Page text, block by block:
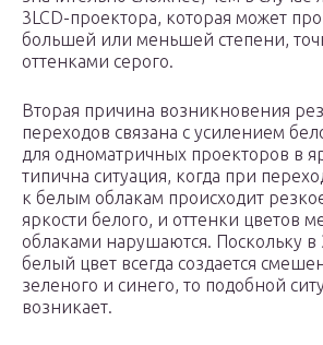
3LCD-проектора, которая может
большей или меньшей степени,
оттенками серого.
Вторая причина возникновения
переходов связана с усилением
для одноматричных проекторов в
типична ситуация, когда при
к белым облакам происходит
яркости белого, и оттенки цветов
облаками нарушаются. Поскольку в
белый цвет всегда создается
зеленого и синего, то подобной
возникает.